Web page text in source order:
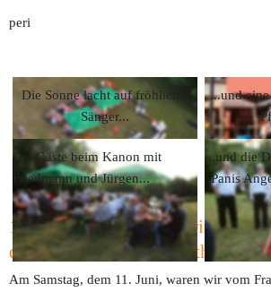
peri
Die Sonne lacht auf fröhliche
Sänger...
...und
Die Gäste beim Kanon mit
Friedmann und Jürgen...
...und die
„Panis
11. Juni 2022 - Gastauftritt bei
des Frauenchors Beerfurth
Am Samstag, dem 11. Juni, waren wir vom